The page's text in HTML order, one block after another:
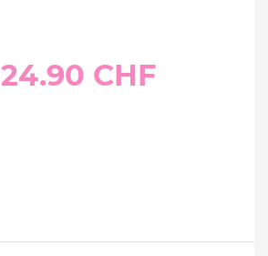
24.90 CHF